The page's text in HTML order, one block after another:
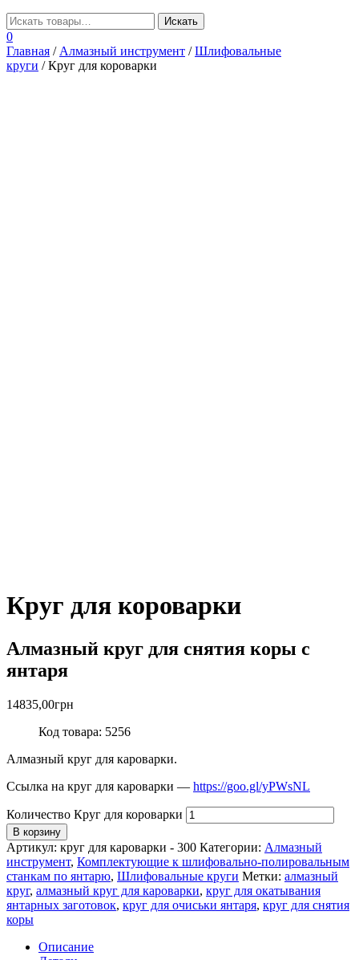
0
Главная / Алмазный инструмент /Шлифовальные
круги / Круг для короварки
Круг для короварки
Алмазный круг для снятия коры с
янтаря
14835,00грн
Код товара: 5256
Алмазный круг для кароварки.
Ссылка на круг для кароварки — https://goo.gl/yPWsNL
Количество Круг для короварки
В корзину
Артикул: круг для кароварки - 300 Категории: Алмазный
инструмент, Комплектующие к шлифовально-полировальным
станкам по янтарю, Шлифовальные круги Метки: алмазный
круг, алмазный круг для кароварки, круг для окатывания
янтарных заготовок, круг для очиськи янтаря, круг для снятия
коры
Описание